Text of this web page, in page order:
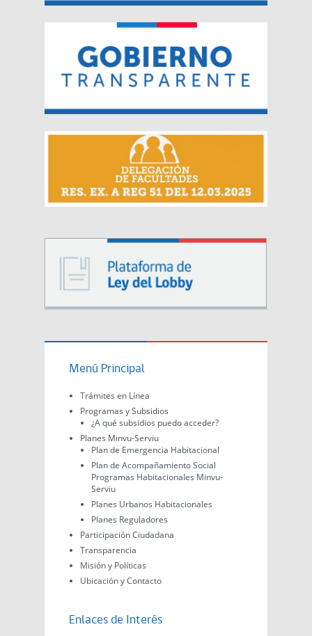
Menú Principal
Trámites en Línea
Programas y Subsidios
¿A qué subsidios puedo acceder?
Planes Minvu-Serviu
Plan de Emergencia Habitacional
Plan de Acompañamiento Social
Programas Habitacionales Minvu-
Serviu
Planes Urbanos Habitacionales
Planes Reguladores
Participación Ciudadana
Transparencia
Misión y Políticas
Ubicación y Contacto
Enlaces de Interés